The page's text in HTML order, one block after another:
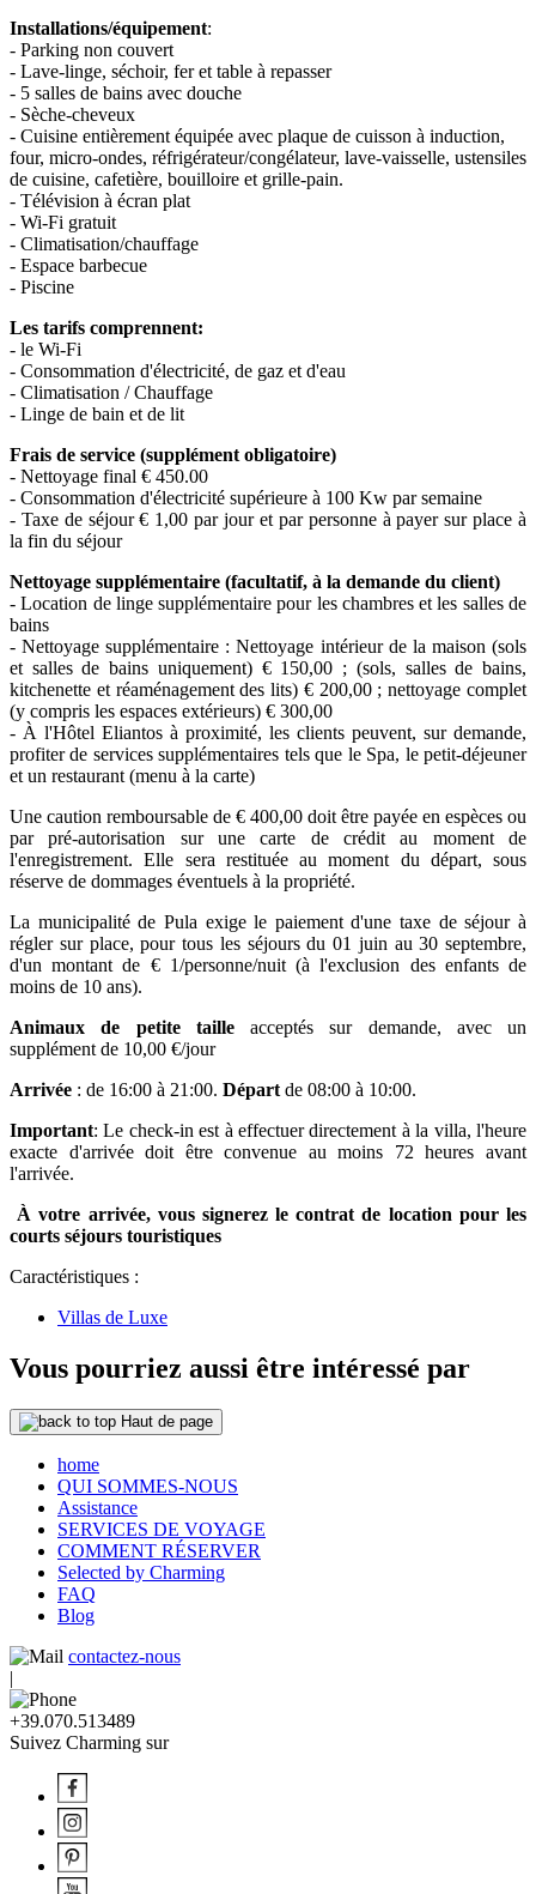
Installations/équipement:
- Parking non couvert
- Lave-linge, séchoir, fer et table à repasser
- 5 salles de bains avec douche
- Sèche-cheveux
- Cuisine entièrement équipée avec plaque de cuisson à induction,
four, micro-ondes, réfrigérateur/congélateur, lave-vaisselle, ustensiles
de cuisine, cafetière, bouilloire et grille-pain.
- Télévision à écran plat
- Wi-Fi gratuit
- Climatisation/chauffage
- Espace barbecue
- Piscine
Les tarifs comprennent:
- le Wi-Fi
- Consommation d'électricité, de gaz et d'eau
- Climatisation / Chauffage
- Linge de bain et de lit
Frais de service (supplément obligatoire)
- Nettoyage final € 450.00
- Consommation d'électricité supérieure à 100 Kw par semaine
- Taxe de séjour € 1,00 par jour et par personne à payer sur place à
la fin du séjour
Nettoyage supplémentaire (facultatif, à la demande du client)
- Location de linge supplémentaire pour les chambres et les salles de
bains
- Nettoyage supplémentaire : Nettoyage intérieur de la maison (sols
et salles de bains uniquement) € 150,00 ; (sols, salles de bains,
kitchenette et réaménagement des lits) € 200,00 ; nettoyage complet
(y compris les espaces extérieurs) € 300,00
- À l'Hôtel Eliantos à proximité, les clients peuvent, sur demande,
profiter de services supplémentaires tels que le Spa, le petit-déjeuner
et un restaurant (menu à la carte)
Une caution remboursable de € 400,00 doit être payée en espèces ou
par pré-autorisation sur une carte de crédit au moment de
l'enregistrement. Elle sera restituée au moment du départ, sous
réserve de dommages éventuels à la propriété.
La municipalité de Pula exige le paiement d'une taxe de séjour à
régler sur place, pour tous les séjours du 01 juin au 30 septembre,
d'un montant de € 1/personne/nuit (à l'exclusion des enfants de
moins de 10 ans).
Animaux de petite tailleacceptés sur demande, avec un
supplément de 10,00 €/jour
Arrivée : de 16:00 à 21:00. Départ de 08:00 à 10:00.
Important: Le check-in est à effectuer directement à la villa, l'heure
exacte d'arrivée doit être convenue au moins 72 heures avant
l'arrivée.
À votre arrivée, vous signerez le contrat de location pour les
courts séjours touristiques
Caractéristiques :
Villas de Luxe
Vous pourriez aussi être intéressé par
Haut de page
home
QUI SOMMES-NOUS
Assistance
SERVICES DE VOYAGE
COMMENT RÉSERVER
Selected by Charming
FAQ
Blog
contactez-nous
|
+39.070.513489
Suivez Charming sur